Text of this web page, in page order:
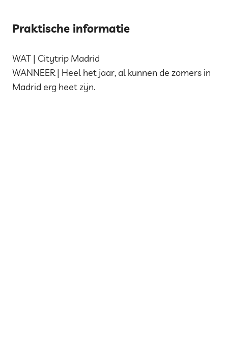
Praktische informatie
WAT | Citytrip Madrid
WANNEER | Heel het jaar, al kunnen de zomers in
Madrid erg heet zijn.